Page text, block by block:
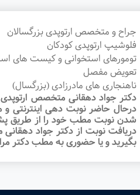
جراح و متخصص ارتوپدی بزرگسالان
فلوشیپ ارتوپدی کودکان
تومورهای استخوانی و کیست های
تعویض مفصل
ناهنجاری های مادرزادی (بزرگسال)
دکتر جواد دهقانی متخصص
درحال حاضر نوبت‌ دهی اینترنتی
شدن نوبت مطب خود را از طریق
دریافت نوبت از دکتر جواد
بگیرید و یا حضوری به مطب دکتر